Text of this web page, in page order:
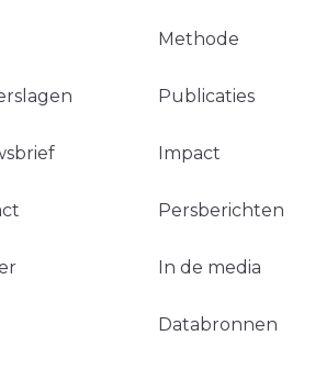
Methode
Publicaties
Impact
Persberichten
In de media
Databronnen